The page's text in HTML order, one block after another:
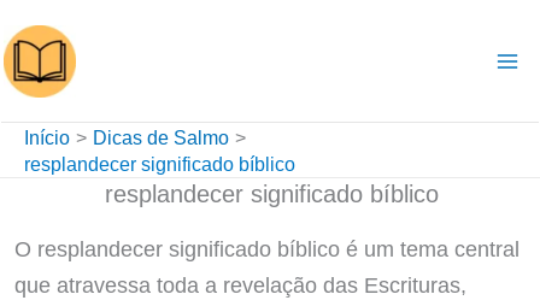
para
o
conteúdo
Início
Dicas de Salmo
resplandecer significado bíblico
resplandecer significado bíblico
O resplandecer significado bíblico é um tema central
que atravessa toda a revelação das Escrituras,